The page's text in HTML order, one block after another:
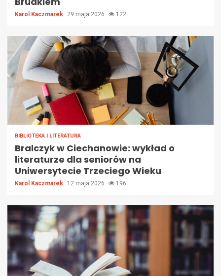
Karol Kaczmarek 29 maja 2026 122
BIBLIOTEKA I LITERATURA
Bralczyk w Ciechanowie: wykład o
literaturze dla seniorów na
Uniwersytecie Trzeciego Wieku
Karol Kaczmarek 12 maja 2026 196